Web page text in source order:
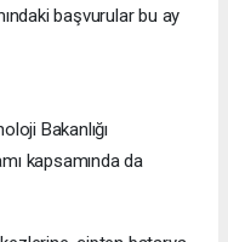
başvurular bu ay
Bakanlığı
kapsamında da